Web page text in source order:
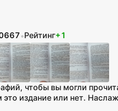
•Рейтинг+1
чтобы вы могли
издание или нет.